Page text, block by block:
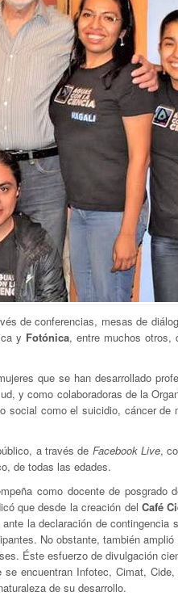
de conferencias, mesas de
y Fotónica, entre muchos otros,
que se han desarrollado
y como colaboradoras de la
como el suicidio, cáncer de
a través de Facebook Live,
de todas las edades.
como docente de posgrado
que desde la creación del Café
la declaración de contingencia
No obstante, también
Éste esfuerzo de divulgación
se encuentran Infotec, Cimat,
de su desarrollo.